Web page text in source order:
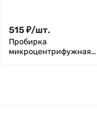
515₽/шт.
Пробирка
микроцентрифужная